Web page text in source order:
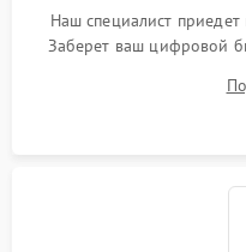
Наш специалист
Заберет ваш цифровой